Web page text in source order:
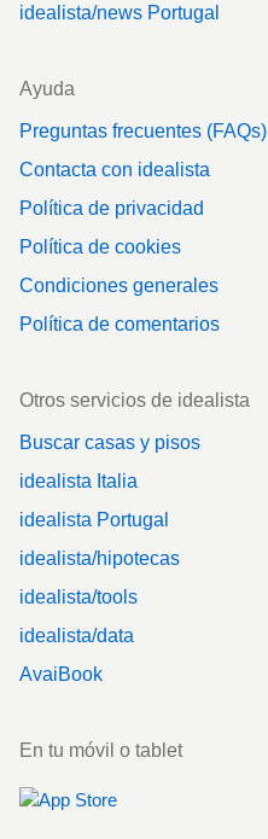
idealista/news Portugal
Ayuda
Preguntas frecuentes (FAQs)
Contacta con idealista
Política de privacidad
Política de cookies
Condiciones generales
Política de comentarios
Otros servicios de idealista
Buscar casas y pisos
idealista Italia
idealista Portugal
idealista/hipotecas
idealista/tools
idealista/data
AvaiBook
En tu móvil o tablet